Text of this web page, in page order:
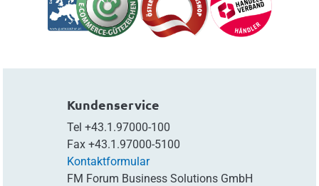
Kundenservice
Tel +43.1.97000-100
Fax +43.1.97000-5100
Kontaktformular
FM Forum Business Solutions GmbH